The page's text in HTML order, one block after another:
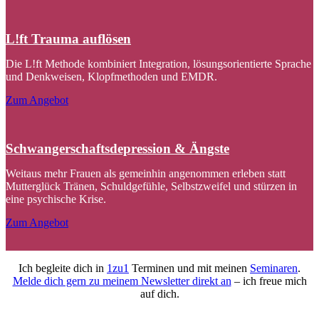
L!ft Trauma auflösen
Die L!ft Methode kombiniert Integration, lösungsorientierte Sprache
und Denkweisen, Klopfmethoden und EMDR.
Zum Angebot
Schwangerschaftsdepression & Ängste
Weitaus mehr Frauen als gemeinhin angenommen erleben statt
Mutterglück Tränen, Schuldgefühle, Selbstzweifel und stürzen in
eine psychische Krise.
Zum Angebot
Ich begleite dich in 1zu1 Terminen und mit meinen Seminaren.
Melde dich gern zu meinem Newsletter direkt an – ich freue mich
auf dich.